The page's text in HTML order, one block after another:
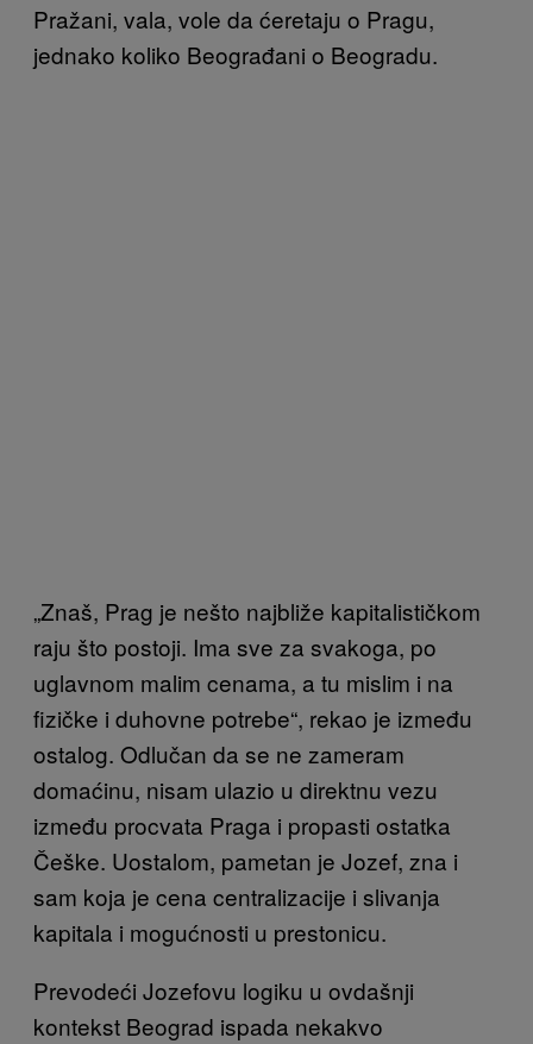
Pražani, vala, vole da ćeretaju o Pragu,
jednako koliko Beograđani o Beogradu.
„Znaš, Prag je nešto najbliže kapitalističkom
raju što postoji. Ima sve za svakoga, po
uglavnom malim cenama, a tu mislim i na
fizičke i duhovne potrebe“, rekao je između
ostalog. Odlučan da se ne zameram
domaćinu, nisam ulazio u direktnu vezu
između procvata Praga i propasti ostatka
Češke. Uostalom, pametan je Jozef, zna i
sam koja je cena centralizacije i slivanja
kapitala i mogućnosti u prestonicu.
Prevodeći Jozefovu logiku u ovdašnji
kontekst Beograd ispada nekakvo